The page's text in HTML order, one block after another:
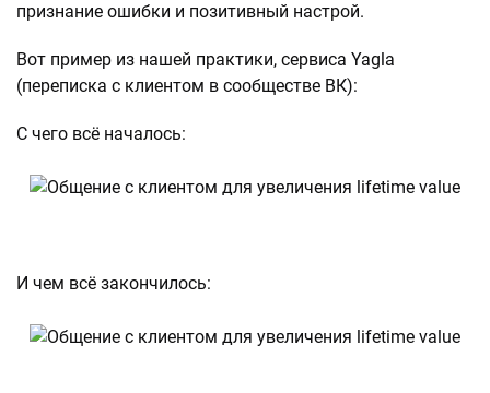
признание ошибки и позитивный настрой.
Вот пример из нашей практики, сервиса Yagla
(переписка с клиентом в сообществе ВК):
С чего всё началось:
И чем всё закончилось: